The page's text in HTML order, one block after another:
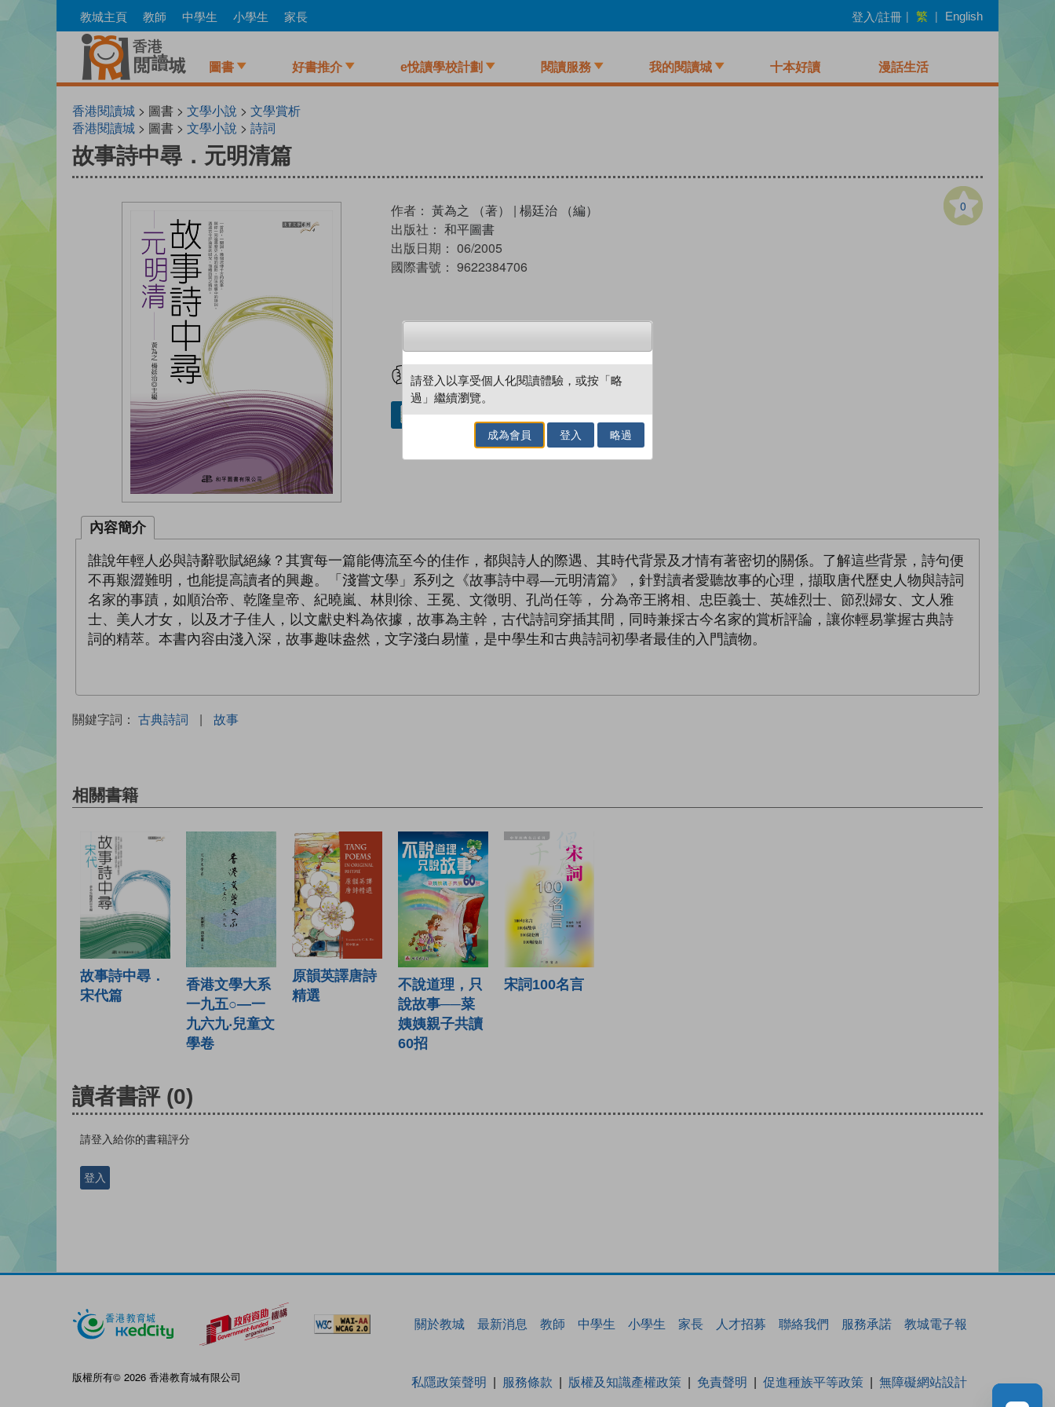
to
教城主頁 教師 中學生 小學生 家長 登入/註冊 | 繁 | English
圖書 好書推介 e悅讀學校計劃 閱讀服務 我的閱讀城 十本好讀 漫話生活
香港閱讀城 > 圖書 > 文學小說 > 文學賞析
香港閱讀城 > 圖書 > 文學小說 > 詩詞
故事詩中尋．元明清篇
0
作者： 黃為之 （著） | 楊廷治 （編）
出版社： 和平圖書
出版日期： 06/2005
國際書號： 9622384706
試閲 加入閱讀紀錄
借閱實體書
內容簡介
誰說年輕人必與詩辭歌賦絕緣？其實每一篇能傳流至今的佳作，都與詩人的際遇、其時代背景及才情有著密切的關係。了解這些背景，詩句便
不再艱澀難明，也能提高讀者的興趣。「淺嘗文學」系列之《故事詩中尋—元明清篇》，針對讀者愛聽故事的心理，擷取唐代歷史人物與詩詞
名家的事蹟，如順治帝、乾隆皇帝、紀曉嵐、林則徐、王冕、文徵明、孔尚任等， 分為帝王將相、忠臣義士、英雄烈士、節烈婦女、文人雅
士、美人才女， 以及才子佳人，以文獻史料為依據，故事為主幹，古代詩詞穿插其間，同時兼採古今名家的賞析評論，讓你輕易掌握古典詩
詞的精萃。本書內容由淺入深，故事趣味盎然，文字淺白易懂，是中學生和古典詩詞初學者最佳的入門讀物。
關鍵字詞： 古典詩詞 | 故事
相關書籍
故事詩中尋．
宋代篇
香港文學大系
一九五○—一
九六九‧兒童文
學卷
原韻英譯唐詩
精選
不說道理，只
說故事──菜
姨姨親子共讀
60招
宋詞100名言
讀者書評 (0)
請登入給你的書籍評分
登入
關於教城 最新消息 教師 中學生 小學生 家長 人才招募 聯絡我們 服務承諾 教城電子報
版權所有© 2026 香港教育城有限公司 私隱政策聲明 服務條款 版權及知識產權政策 免責聲明 促進種族平等政策 無障礙網站設計
請登入以享受個人化閱讀體驗，或按「略
過」繼續瀏覽。
成為會員 登入 略過